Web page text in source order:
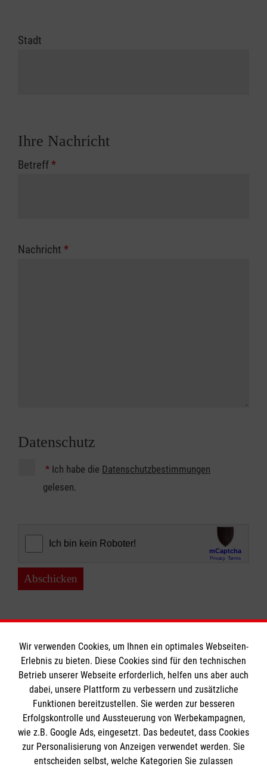
Stadt
Ihre Nachricht
Betreff*
Nachricht *
Datenschutz
* Ich habe die Datenschutzbestimmungen
gelesen.
Abschicken
Informationen
Impressum
Datenschutz
Barrierefreiheit
Die Malteser
Wir verwenden Cookies, um Ihnen ein optimales Webseiten-
Erlebnis zu bieten. Diese Cookies sind für den technischen
Betrieb unserer Webseite erforderlich, helfen uns aber auch
dabei, unsere Plattform zu verbessern und zusätzliche
Funktionen bereitzustellen. Sie werden zur besseren
Erfolgskontrolle und Aussteuerung von Werbekampagnen,
wie z.B. Google Ads, eingesetzt. Das bedeutet, dass Cookies
zur Personalisierung von Anzeigen verwendet werden. Sie
entscheiden selbst, welche Kategorien Sie zulassen